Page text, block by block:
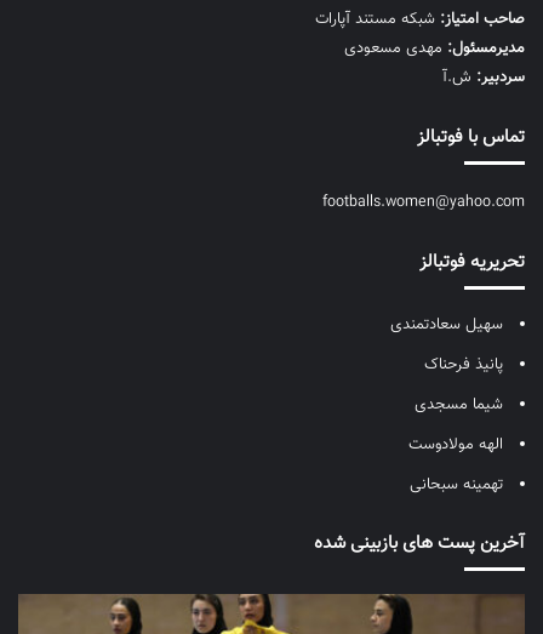
صاحب امتیاز: شبکه مستند آپارات
مديرمسئول: مهدی مسعودی
سردبیر: ش.آ
تماس با فوتبالز
footballs.women@yahoo.com
تحریریه فوتبالز
سهیل سعادتمندی
پانیذ فرحناک
شیما مسجدی
الهه مولادوست
تهمینه سبحانی
آخرین پست های بازبینی شده